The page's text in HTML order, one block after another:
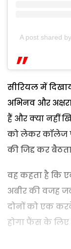
A post shared
सीरियल में
अभिनव और
हैं और क्या नहीं
को लेकर कॉलेज
की जिद्द कर
वह कहता है कि
अबीर की वजह
दोनों को एक
होगा फैंस के लिए